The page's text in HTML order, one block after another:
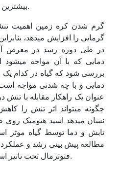
بیشترین روز تا سنبله­دهی شد (36).
گرم شدن کره زمین اهمیت
گرمایی را افزایش می­دهد،
در طی دوره رشد در معرض
دمایی که با آن مواجه می­شود
بررسی شود که گیاه در کدام
دمایی و با چه شدتی مواجه
عنوان یک راهکار مقابله با
چگونه می­تواند اثر تنش را
نشان می­دهد اسید هیومیک
تابش و دما توسط گیاه موثر
مطالعه پیش بینی رشد و عملکرد
فتوترمال تحت تاثیر اسید هیومیک و نوع خاک بود.